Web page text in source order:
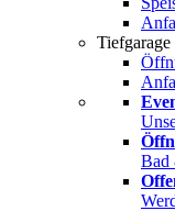
Tiefgarage
Bad